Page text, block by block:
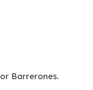
Barrerones.